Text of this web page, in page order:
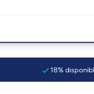
18%